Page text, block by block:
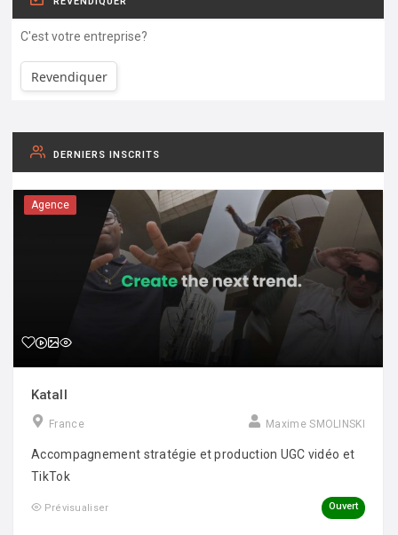
C'est votre entreprise?
Revendiquer
DERNIERS INSCRITS
Agence
Katall
France Maxime SMOLINSKI
Accompagnement stratégie et production UGC vidéo et
TikTok
Prévisualiser Ouvert